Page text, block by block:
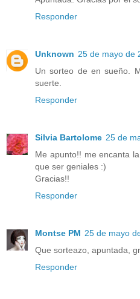
Responder
Unknown 25 de mayo de
Un sorteo de en sueño.
suerte.
Responder
Silvia Bartolome 25 de
Me apunto!! me encanta
que ser geniales :)
Gracias!!
Responder
Montse PM 25 de mayo
Que sorteazo, apuntada,
Responder